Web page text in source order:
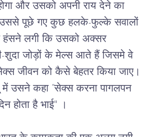
और उसको अपनी राय देने का
पूछे गए कुछ हलके-फुल्के सवालों
हंसने लगी कि उसको अक्सर
-शुदा जोड़ों के मेल्स आते हैं जिसमे वे
जीवन को कैसे बेहतर किया जाए।
में उसने कहा “सेक्स करना पागलपन
होता है भाई" ।